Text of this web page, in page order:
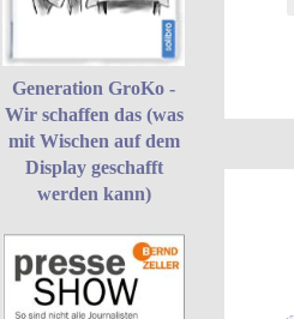
Generation GroKo -
Wir schaffen das (was
mit Wischen auf dem
Display geschafft
werden kann)